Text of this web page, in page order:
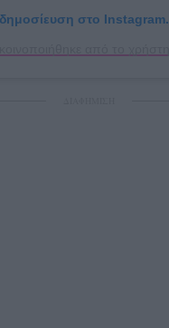
δημοσίευση στο Instagram.